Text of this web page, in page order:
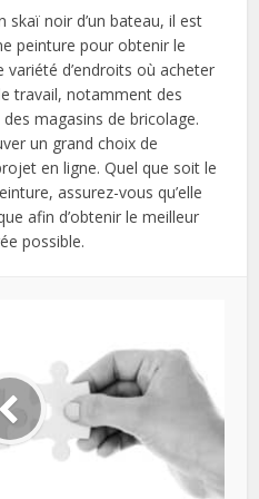
skaï noir d’un bateau, il est
peinture pour obtenir le
d’endroits où acheter
travail, notamment des
magasins de bricolage.
un grand choix de
en ligne. Quel que soit le
assurez-vous qu’elle
afin d’obtenir le meilleur
possible.